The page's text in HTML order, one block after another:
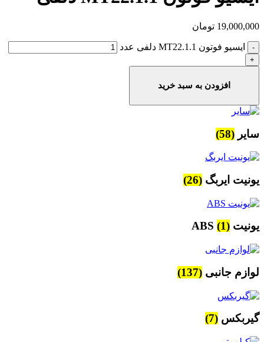
19,000,000 تومان
ایسیو فوتون MT22.1.1 دلفی عدد
افزودن به سبد خرید
سایر (58)
یونیت ایربگ (26)
یونیت ABS (1)
لوازم جانبی (137)
گیربکس (7)